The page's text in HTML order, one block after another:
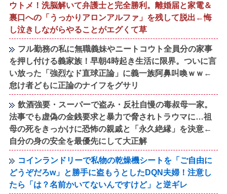
ウトメ！洗脳解いて弁護士と完全勝利。離婚届と家電＆
裏口への「うっかりアロンアルファ」を残して脱出←悔
し泣きしながらやることがエグくて草
フル勤務の私に無職義妹やニートコウト全員分の家事
を押し付ける義家族！早朝4時起き生活に限界。ついに言
い放った「強烈なド直球正論」に義一族阿鼻叫喚ｗｗ←
怠け者どもに正論のナイフをグサリ
飲酒強要・スーパーで盗み・反社自慢の毒叔母一家。
法事でも虚偽の金銭要求と暴力で脅されトラウマに…祖
母の死をきっかけに恐怖の親戚と「永久絶縁」を決意←
自分の身の安全を最優先にして大正解
コインランドリーで私物の乾燥機シートを「ご自由に
どうぞだろw」と勝手に盗もうとしたDQN夫婦！注意し
たら「は？名前かいてないんですけど」と逆ギレ